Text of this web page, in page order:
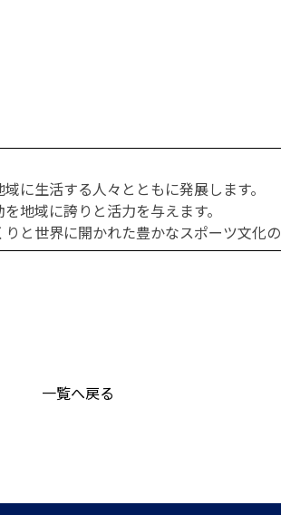
に生活する人々とともに発展します。
地域に誇りと活力を与えます。
と世界に開かれた豊かなスポーツ文化の
一覧へ戻る